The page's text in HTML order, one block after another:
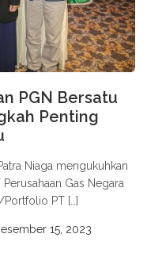
PGN Bersatu
Penting
Niaga mengukuhkan
Gas Negara
Portfolio PT […]
15, 2023